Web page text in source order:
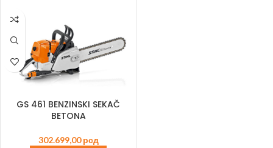
GS 461 BENZINSKI SEKAČ
BETONA
302.699,00рсд